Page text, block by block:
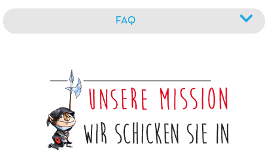
FAQ